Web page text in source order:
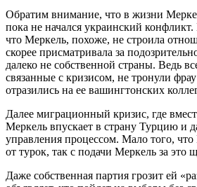
Обратим внимание, что в жизни
пока не начался украинский конфликт.
что Меркель, похоже, не строила
скорее присматривала за
далеко не собственной страны. Ведь
связанные с кризисом, не тронули
отразились на ее вашингтонских
Далее миграционный кризис, где
Меркель впускает в страну Турцию и
управления процессом. Мало того, что
от турок, так с подачи Меркель за это
Даже собственная партия грозит ей